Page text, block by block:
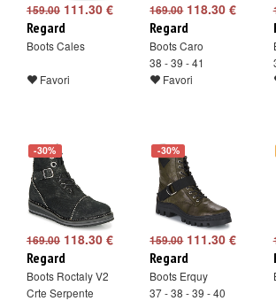
159.00 111.30 €
Regard
Boots Cales
Favori
169.00118.30 €
Regard
Boots Caro
38 - 39 - 41
Favori
-30%
169.00 118.30 €
Regard
Boots Roctaly V2
Crte Serpente
-30%
159.00111.30 €
Regard
Boots Erquy
37 - 38 - 39 - 40